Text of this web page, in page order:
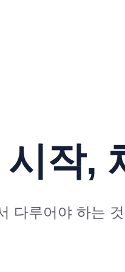
작,
다루어야 하는